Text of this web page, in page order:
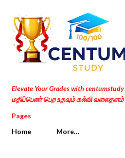
Skip to main
Elevate Your Grades with
மதிப்பெண் பெற உதவும் கல்வி வலைதளம்
Pages
Home
More…